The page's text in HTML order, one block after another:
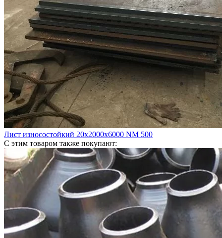
Лист износостойкий 20х2000х6000 NM 500
С этим товаром также покупают: